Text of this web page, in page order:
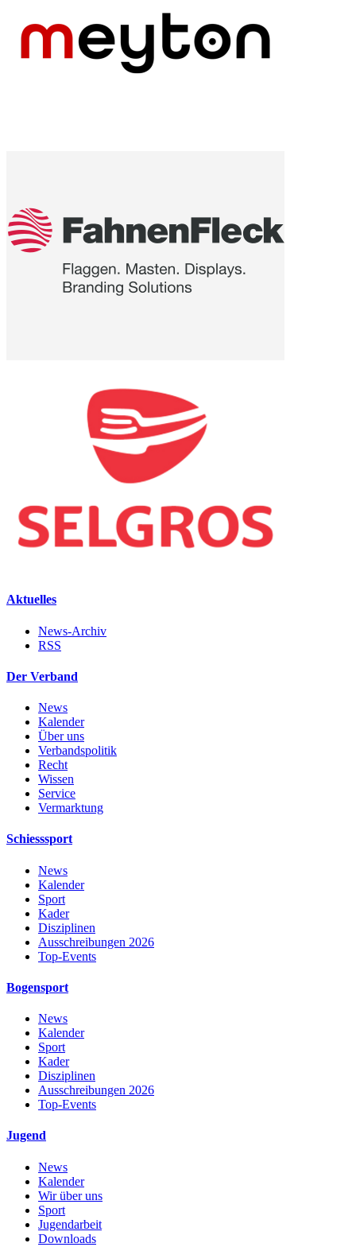
Aktuelles
News-Archiv
RSS
Der Verband
News
Kalender
Über uns
Verbandspolitik
Recht
Wissen
Service
Vermarktung
Schiesssport
News
Kalender
Sport
Kader
Disziplinen
Ausschreibungen 2026
Top-Events
Bogensport
News
Kalender
Sport
Kader
Disziplinen
Ausschreibungen 2026
Top-Events
Jugend
News
Kalender
Wir über uns
Sport
Jugendarbeit
Downloads